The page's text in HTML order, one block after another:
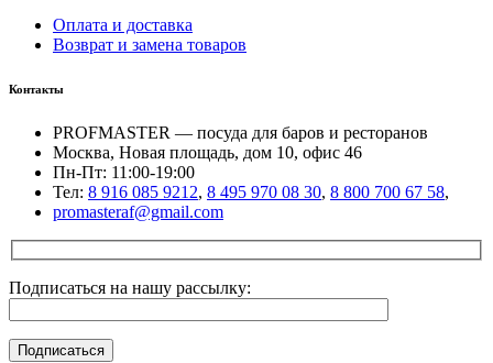
Оплата и доставка
Возврат и замена товаров
Контакты
PROFMASTER — посуда для баров и ресторанов
Москва, Новая площадь, дом 10, офис 46
Пн-Пт: 11:00-19:00
Тел: 8 916 085 9212, 8 495 970 08 30, 8 800 700 67 58,
promasteraf@gmail.com
Подписаться на нашу рассылку: